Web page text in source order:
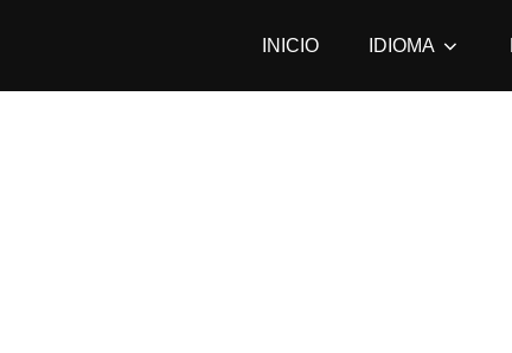
INICIO IDIOMA